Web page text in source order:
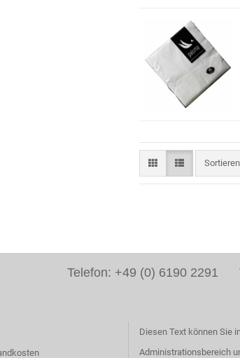
Telefon: +49 (0) 6190 2291
Diesen Text können Sie
Administrationsbereich